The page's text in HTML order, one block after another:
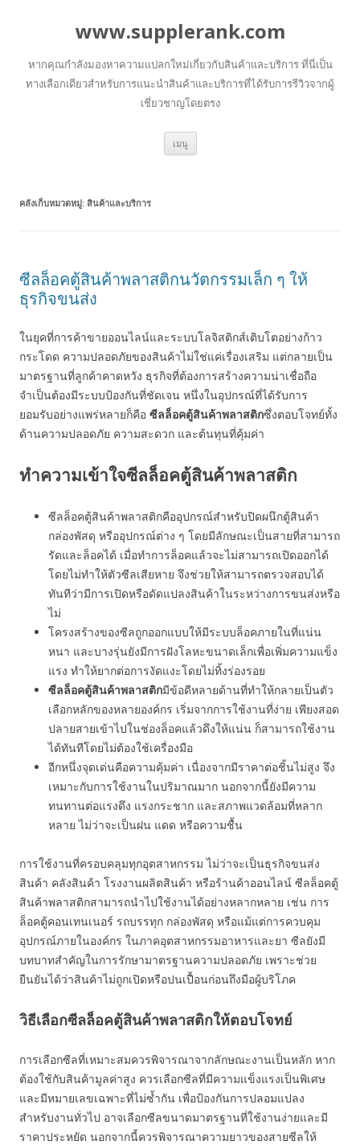
www.supplerank.com
หากคุณกำลังมองหาความแปลกใหม่เกี่ยวกับสินค้าและบริการ ที่นี่เป็น
ทางเลือกเดียวสำหรับการแนะนำสินค้าและบริการที่ได้รับการรีวิวจากผู้
เชี่ยวชาญโดยตรง
เมนู ข้าม
ยัง
คลังเก็บหมวดหมู่: สินค้าและบริการ
ซีลล็อคตู้สินค้าพลาสติกนวัตกรรมเล็ก ๆ ให้
ธุรกิจขนส่ง
ในยุคที่การค้าขายออนไลน์และระบบโลจิสติกส์เติบโตอย่างก้าว
กระโดด ความปลอดภัยของสินค้าไม่ใช่แค่เรื่องเสริม แต่กลายเป็น
มาตรฐานที่ลูกค้าคาดหวัง ธุรกิจที่ต้องการสร้างความน่าเชื่อถือ
จำเป็นต้องมีระบบป้องกันที่ชัดเจน หนึ่งในอุปกรณ์ที่ได้รับการ
ยอมรับอย่างแพร่หลายก็คือ ซีลล็อคตู้สินค้าพลาสติกซึ่งตอบโจทย์ทั้ง
ด้านความปลอดภัย ความสะดวก และต้นทุนที่คุ้มค่า
ทำความเข้าใจซีลล็อคตู้สินค้าพลาสติก
ซีลล็อคตู้สินค้าพลาสติกคืออุปกรณ์สำหรับปิดผนึกตู้สินค้า
กล่องพัสดุ หรืออุปกรณ์ต่าง ๆ โดยมีลักษณะเป็นสายที่สามารถ
รัดและล็อคได้ เมื่อทำการล็อคแล้วจะไม่สามารถเปิดออกได้
โดยไม่ทำให้ตัวซีลเสียหาย จึงช่วยให้สามารถตรวจสอบได้
ทันทีว่ามีการเปิดหรือดัดแปลงสินค้าในระหว่างการขนส่งหรือ
ไม่
โครงสร้างของซีลถูกออกแบบให้มีระบบล็อคภายในที่แน่น
หนา และบางรุ่นยังมีการฝังโลหะขนาดเล็กเพื่อเพิ่มความแข็ง
แรง ทำให้ยากต่อการงัดแงะโดยไม่ทิ้งร่องรอย
ซีลล็อคตู้สินค้าพลาสติกมีข้อดีหลายด้านที่ทำให้กลายเป็นตัว
เลือกหลักของหลายองค์กร เริ่มจากการใช้งานที่ง่าย เพียงสอด
ปลายสายเข้าไปในช่องล็อคแล้วดึงให้แน่น ก็สามารถใช้งาน
ได้ทันทีโดยไม่ต้องใช้เครื่องมือ
อีกหนึ่งจุดเด่นคือความคุ้มค่า เนื่องจากมีราคาต่อชิ้นไม่สูง จึง
เหมาะกับการใช้งานในปริมาณมาก นอกจากนี้ยังมีความ
ทนทานต่อแรงดึง แรงกระชาก และสภาพแวดล้อมที่หลาก
หลาย ไม่ว่าจะเป็นฝน แดด หรือความชื้น
การใช้งานที่ครอบคลุมทุกอุตสาหกรรม ไม่ว่าจะเป็นธุรกิจขนส่ง
สินค้า คลังสินค้า โรงงานผลิตสินค้า หรือร้านค้าออนไลน์ ซีลล็อคตู้
สินค้าพลาสติกสามารถนำไปใช้งานได้อย่างหลากหลาย เช่น การ
ล็อคตู้คอนเทนเนอร์ รถบรรทุก กล่องพัสดุ หรือแม้แต่การควบคุม
อุปกรณ์ภายในองค์กร ในภาคอุตสาหกรรมอาหารและยา ซีลยังมี
บทบาทสำคัญในการรักษามาตรฐานความปลอดภัย เพราะช่วย
ยืนยันได้ว่าสินค้าไม่ถูกเปิดหรือปนเปื้อนก่อนถึงมือผู้บริโภค
วิธีเลือกซีลล็อคตู้สินค้าพลาสติกให้ตอบโจทย์
การเลือกซีลที่เหมาะสมควรพิจารณาจากลักษณะงานเป็นหลัก หาก
ต้องใช้กับสินค้ามูลค่าสูง ควรเลือกซีลที่มีความแข็งแรงเป็นพิเศษ
และมีหมายเลขเฉพาะที่ไม่ซ้ำกัน เพื่อป้องกันการปลอมแปลง
สำหรับงานทั่วไป อาจเลือกซีลขนาดมาตรฐานที่ใช้งานง่ายและมี
ราคาประหยัด นอกจากนี้ควรพิจารณาความยาวของสายซีลให้